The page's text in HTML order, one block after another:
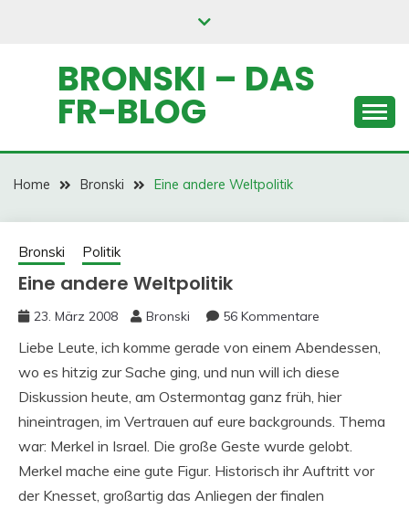
BRONSKI – DAS
FR-BLOG
Home Bronski Eine andere Weltpolitik
Bronski Politik
Eine andere Weltpolitik
23. März 2008 Bronski 56 Kommentare
Liebe Leute, ich komme gerade von einem Abendessen,
wo es hitzig zur Sache ging, und nun will ich diese
Diskussion heute, am Ostermontag ganz früh, hier
hineintragen, im Vertrauen auf eure backgrounds. Thema
war: Merkel in Israel. Die große Geste wurde gelobt.
Merkel mache eine gute Figur. Historisch ihr Auftritt vor
der Knesset, großartig das Anliegen der finalen